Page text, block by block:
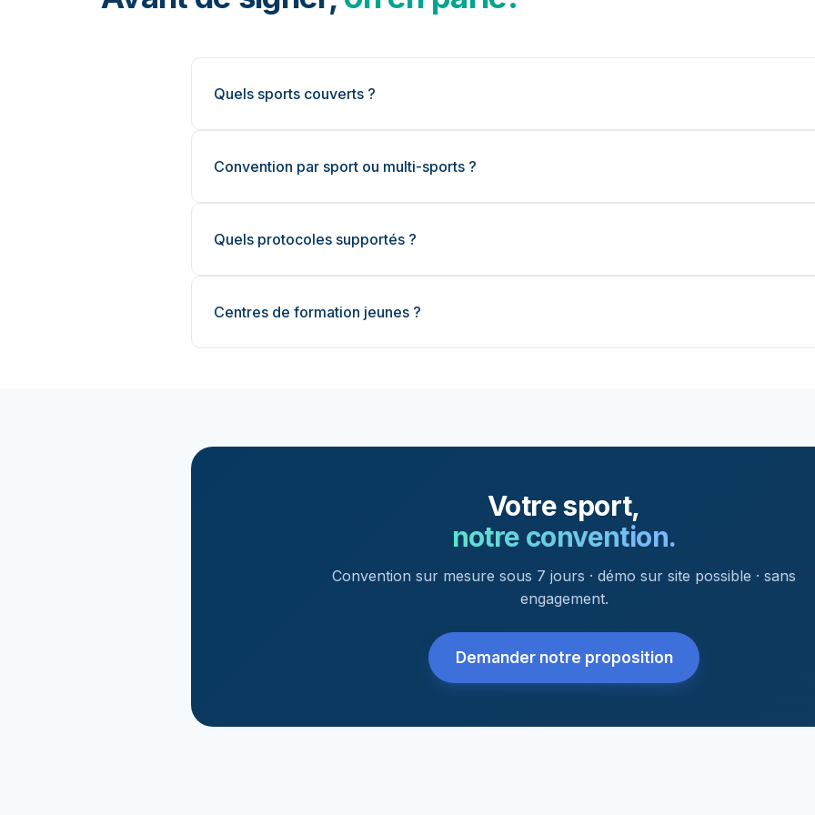
Quels sports couverts ?
Convention par sport ou multi-sports ?
Quels protocoles supportés ?
Centres de formation jeunes ?
Votre sport,
notre convention.
Convention sur mesure sous 7 jours · démo sur site possible · sans
engagement.
Demander notre proposition